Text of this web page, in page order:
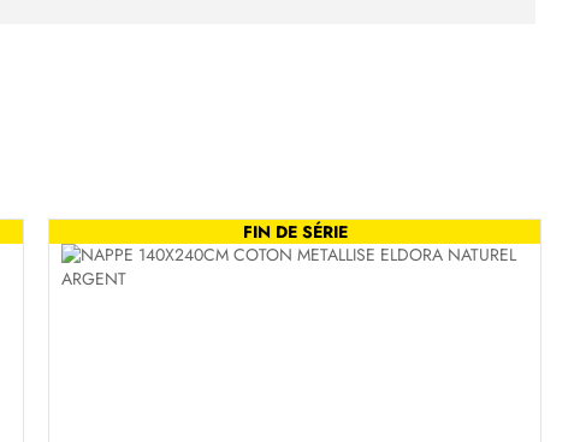
FIN DE SÉRIE